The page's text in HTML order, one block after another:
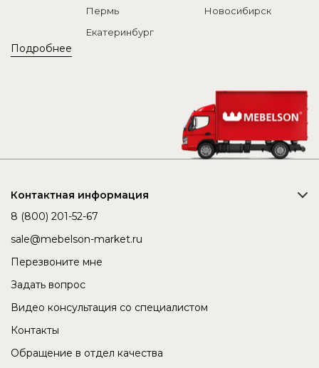
Подробнее
Пермь
Новосибирск
Екатеринбург
Контактная информация
8 (800) 201-52-67
sale@mebelson-market.ru
Перезвоните мне
Задать вопрос
Видео консультация со специалистом
Контакты
Обращение в отдел качества